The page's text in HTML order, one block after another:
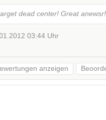
dead center! Great anewsr!
03:44 Uhr
anzeigen